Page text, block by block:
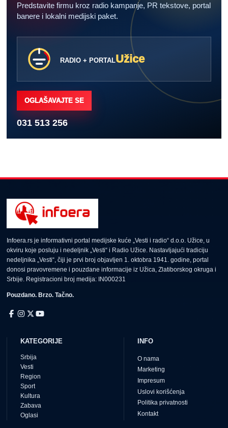
Predstavite firmu kroz radio kampanje, PR tekstove, portal
banere i lokalni medijski paket.
RADIO + PORTALUžice
OGLAŠAVAJTE SE
031 513 256
Infoera.rs je informativni portal medijske kuće „Vesti i radio“ d.o.o. Užice, u
okviru koje posluju i nedeljnik „Vesti“ i Radio Užice. Nastavljajući tradiciju
nedeljnika „Vesti“, čiji je prvi broj objavljen 1. oktobra 1941. godine, portal
donosi pravovremene i pouzdane informacije iz Užica, Zlatiborskog okruga i
Srbije. Registracioni broj medija: IN000231
Pouzdano. Brzo. Tačno.
KATEGORIJE
Srbija
Vesti
Region
Sport
Kultura
Zabava
Oglasi
INFO
O nama
Marketing
Impresum
Uslovi korišćenja
Politika privatnosti
Kontakt